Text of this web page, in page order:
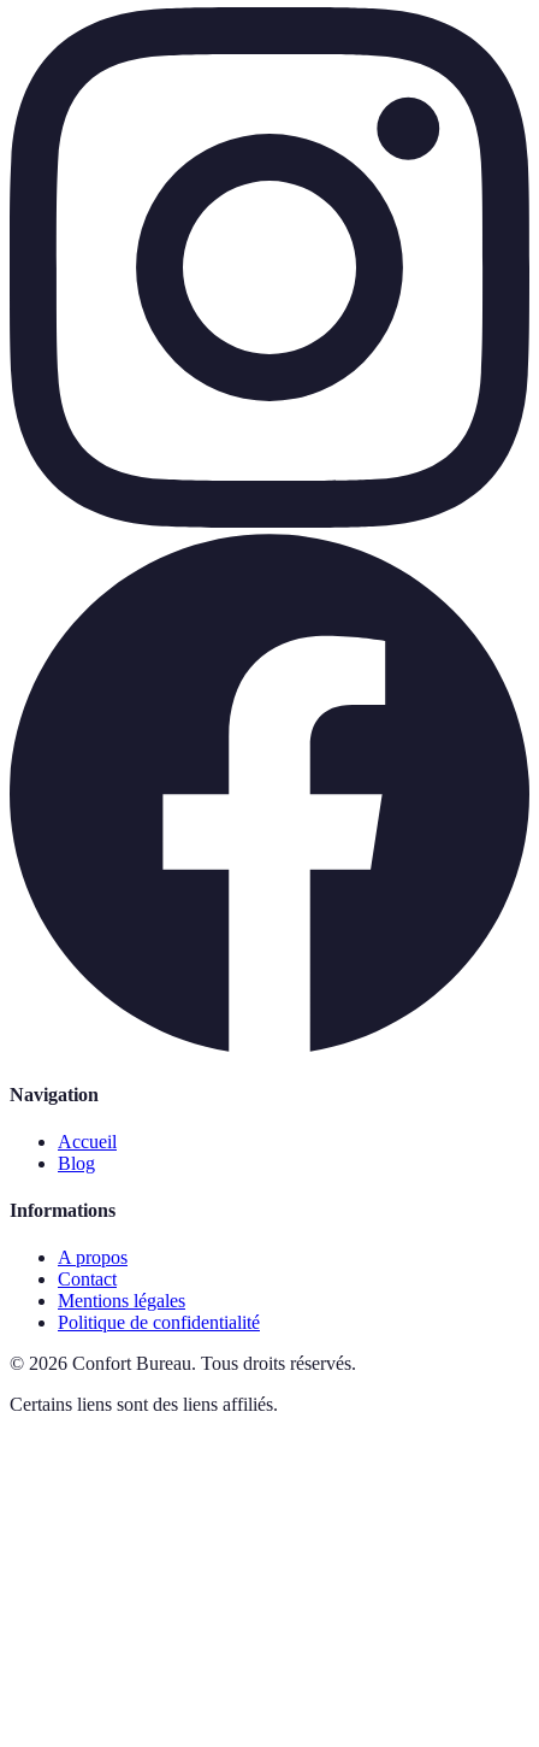
Navigation
Accueil
Blog
Informations
A propos
Contact
Mentions légales
Politique de confidentialité
© 2026 Confort Bureau. Tous droits réservés.
Certains liens sont des liens affiliés.